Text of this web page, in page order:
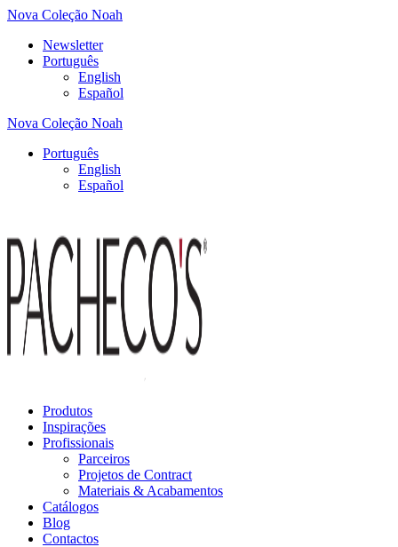
Nova Coleção Noah
Newsletter
Português
English
Español
Nova Coleção Noah
Português
English
Español
Produtos
Inspirações
Profissionais
Parceiros
Projetos de Contract
Materiais & Acabamentos
Catálogos
Blog
Contactos